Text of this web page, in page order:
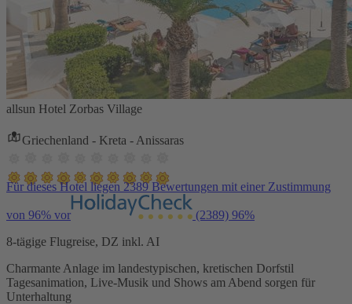
allsun Hotel Zorbas Village
Griechenland - Kreta - Anissaras
Für dieses Hotel liegen 2389 Bewertungen mit einer Zustimmung
von 96% vor (2389) 96%
8-tägige Flugreise, DZ inkl. AI
Charmante Anlage im landestypischen, kretischen Dorfstil
Tagesanimation, Live-Musik und Shows am Abend sorgen für
Unterhaltung